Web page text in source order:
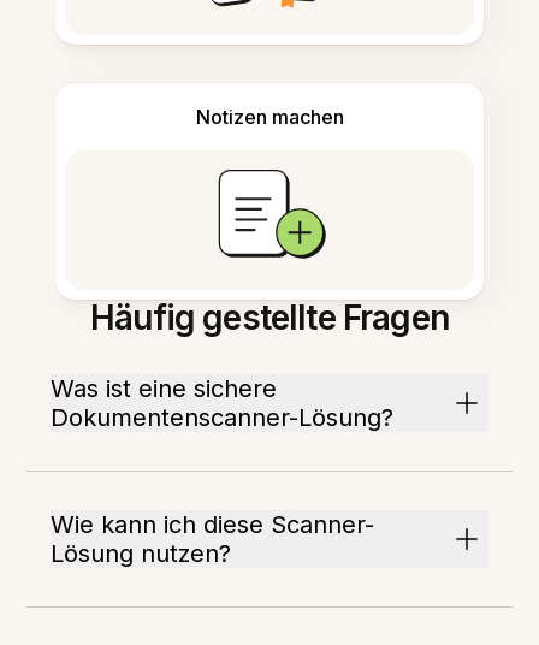
Notizen machen
Häufig gestellte Fragen
Was ist eine sichere
Dokumentenscanner-Lösung?
Wie kann ich diese Scanner-
Lösung nutzen?